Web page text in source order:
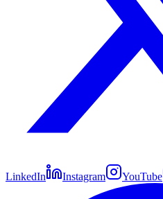
LinkedIn Instagram YouTube